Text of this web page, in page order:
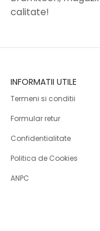
calitate!
INFORMATII UTILE
Termeni si conditii
Formular retur
Confidentialitate
Politica de Cookies
ANPC